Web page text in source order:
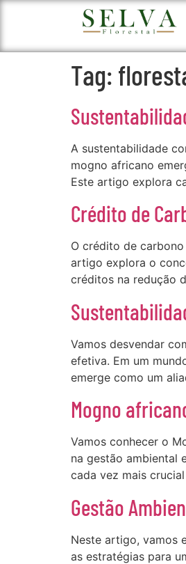
Tag:
A sustentabilidade
mogno africano
Este artigo explora
Crédito de
O crédito de
artigo explora o
créditos na redução
Vamos desvendar
efetiva. Em um
emerge como um
Mogno
Vamos conhecer o
na gestão ambiental
cada vez mais
Gestão
Neste artigo, vamos
as estratégias para